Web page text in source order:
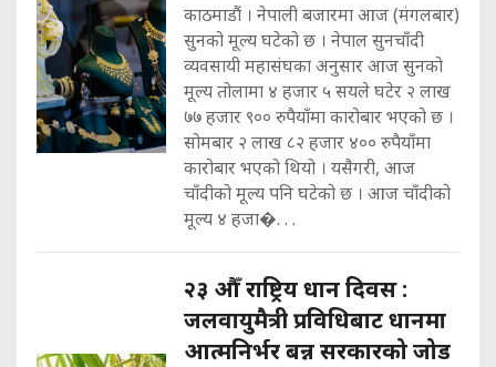
काठमाडौं । नेपाली बजारमा आज (मंगलबार)
सुनको मूल्य घटेको छ । नेपाल सुनचाँदी
व्यवसायी महासंघका अनुसार आज सुनको
मूल्य तोलामा ४ हजार ५ सयले घटेर २ लाख
७७ हजार ९०० रुपैयाँमा कारोबार भएको छ ।
सोमबार २ लाख ८२ हजार ४०० रुपैयाँमा
कारोबार भएको थियो । यसैगरी, आज
चाँदीको मूल्य पनि घटेको छ । आज चाँदीको
मूल्य ४ हजा�. . .
२३ औँ राष्ट्रिय धान दिवस :
जलवायुमैत्री प्रविधिबाट धानमा
आत्मनिर्भर बन्न सरकारको जोड